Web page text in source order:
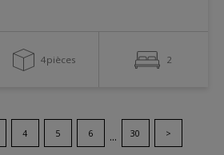
4pièces 2
4 5 6 ... 30 >